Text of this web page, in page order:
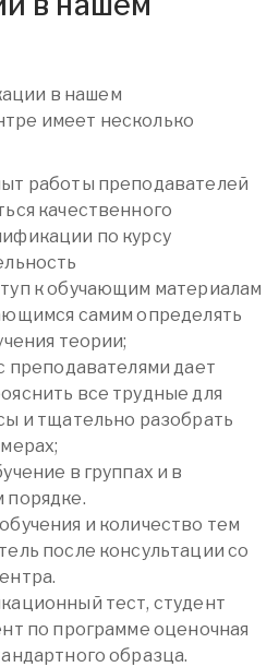
в нашем
имеет несколько
работы преподавателей
качественного
по курсу
к обучающим материалам
самим определять
теории;
преподавателями дает
все трудные для
и тщательно разобрать
в группах и в
порядке.
и количество тем
после консультации со
тест, студент
по программе оценочная
образца.